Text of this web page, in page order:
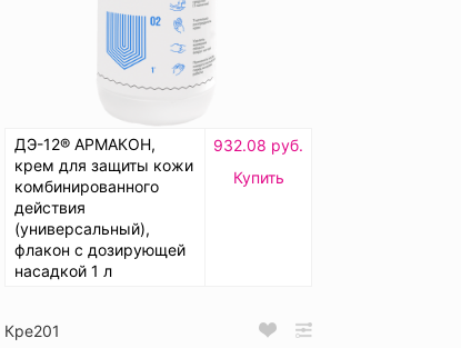
ДЭ-12® АРМАКОН,
крем для защиты кожи
комбинированного
действия
(универсальный),
флакон с дозирующей
насадкой 1 л
932.08 руб.
Купить
Кре201